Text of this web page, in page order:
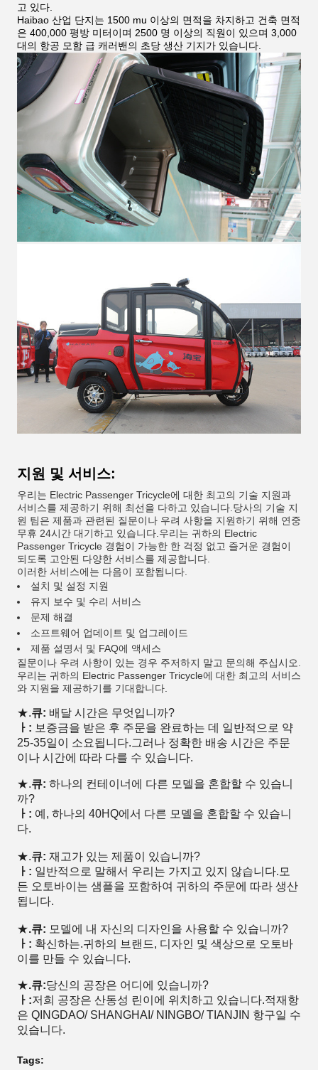
고 있다.
Haibao 산업 단지는 1500 mu 이상의 면적을 차지하고 건축 면적
은 400,000 평방 미터이며 2500 명 이상의 직원이 있으며 3,000
대의 항공 모함 급 캐러밴의 초당 생산 기지가 있습니다.
지원 및 서비스:
우리는 Electric Passenger Tricycle에 대한 최고의 기술 지원과
서비스를 제공하기 위해 최선을 다하고 있습니다.당사의 기술 지
원 팀은 제품과 관련된 질문이나 우려 사항을 지원하기 위해 연중
무휴 24시간 대기하고 있습니다.우리는 귀하의 Electric
Passenger Tricycle 경험이 가능한 한 걱정 없고 즐거운 경험이
되도록 고안된 다양한 서비스를 제공합니다.
이러한 서비스에는 다음이 포함됩니다.
설치 및 설정 지원
유지 보수 및 수리 서비스
문제 해결
소프트웨어 업데이트 및 업그레이드
제품 설명서 및 FAQ에 액세스
질문이나 우려 사항이 있는 경우 주저하지 말고 문의해 주십시오.
우리는 귀하의 Electric Passenger Tricycle에 대한 최고의 서비스
와 지원을 제공하기를 기대합니다.
★.큐: 배달 시간은 무엇입니까?
ㅏ: 보증금을 받은 후 주문을 완료하는 데 일반적으로 약
25-35일이 소요됩니다.그러나 정확한 배송 시간은 주문
이나 시간에 따라 다를 수 있습니다.
★.큐: 하나의 컨테이너에 다른 모델을 혼합할 수 있습니
까?
ㅏ: 예, 하나의 40HQ에서 다른 모델을 혼합할 수 있습니
다.
★.큐: 재고가 있는 제품이 있습니까?
ㅏ: 일반적으로 말해서 우리는 가지고 있지 않습니다.모
든 오토바이는 샘플을 포함하여 귀하의 주문에 따라 생산
됩니다.
★.큐: 모델에 내 자신의 디자인을 사용할 수 있습니까?
ㅏ: 확신하는.귀하의 브랜드, 디자인 및 색상으로 오토바
이를 만들 수 있습니다.
★.큐:당신의 공장은 어디에 있습니까?
ㅏ:저희 공장은 산동성 린이에 위치하고 있습니다.적재항
은 QINGDAO/ SHANGHAI/ NINGBO/ TIANJIN 항구일 수
있습니다.
Tags: